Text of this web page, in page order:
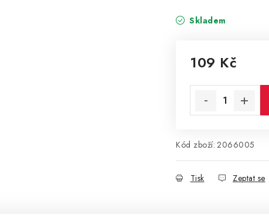
Skladem
109 Kč
Kód zboží: 2066005
Tisk Zeptat se